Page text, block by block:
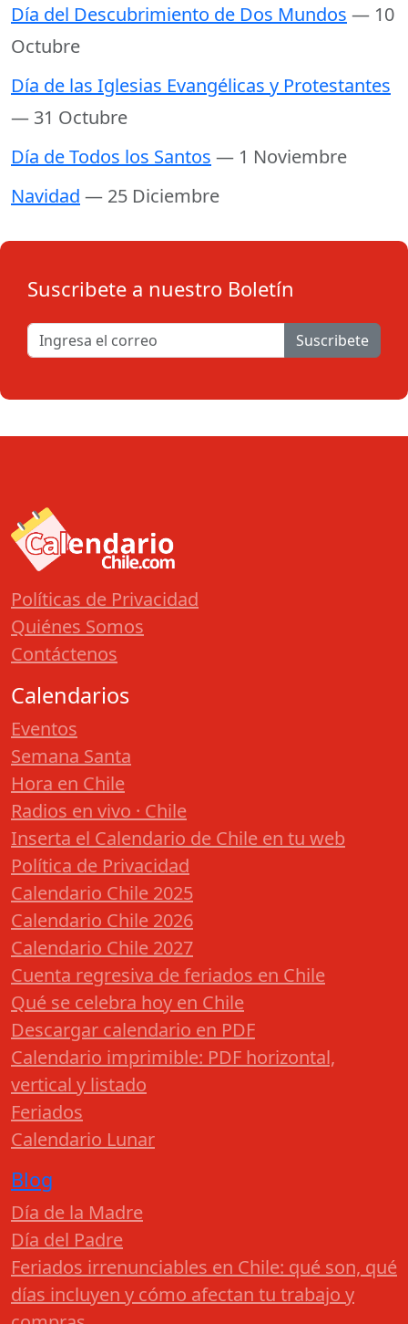
Día del Descubrimiento de Dos Mundos — 10
Octubre
Día de las Iglesias Evangélicas y Protestantes
— 31 Octubre
Día de Todos los Santos — 1 Noviembre
Navidad — 25 Diciembre
Suscribete a nuestro Boletín
Suscribete
Políticas de Privacidad
Quiénes Somos
Contáctenos
Calendarios
Eventos
Semana Santa
Hora en Chile
Radios en vivo · Chile
Inserta el Calendario de Chile en tu web
Política de Privacidad
Calendario Chile 2025
Calendario Chile 2026
Calendario Chile 2027
Cuenta regresiva de feriados en Chile
Qué se celebra hoy en Chile
Descargar calendario en PDF
Calendario imprimible: PDF horizontal,
vertical y listado
Feriados
Calendario Lunar
Blog
Día de la Madre
Día del Padre
Feriados irrenunciables en Chile: qué son, qué
días incluyen y cómo afectan tu trabajo y